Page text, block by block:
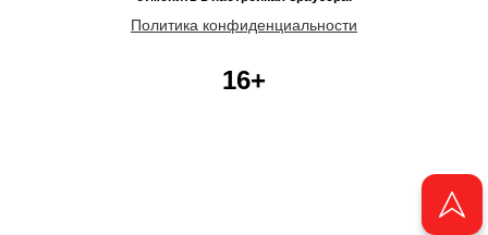
Политика конфиденциальности
16+